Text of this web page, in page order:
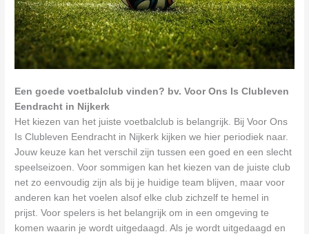
Een goede voetbalclub vinden? bv. Voor Ons Is Clubleven
Eendracht in Nijkerk
Het kiezen van het juiste voetbalclub is belangrijk. Bij Voor Ons
Is Clubleven Eendracht in Nijkerk kijken we hier periodiek naar.
Jouw keuze kan het verschil zijn tussen een goed en een slecht
speelseizoen. Voor sommigen kan het kiezen van de juiste club
net zo eenvoudig zijn als bij je huidige team blijven, maar voor
anderen kan het voelen alsof elke club zichzelf te hemel in
prijst. Voor spelers is het belangrijk om in een omgeving te
komen waarin je wordt uitgedaagd. Als je wordt uitgedaagd en